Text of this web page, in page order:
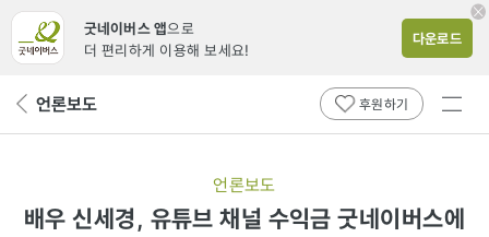
굿네이버스 앱으로
더 편리하게 이용해 보세요!
다운로드
뒤 언론보도 후원하기
전체
언론보도
배우 신세경, 유튜브 채널 수익금 굿네이버스에